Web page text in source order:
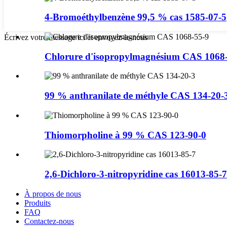
Écrivez votre message ici et envoyez-le-nous
4-Bromoéthylbenzène 99,5 % cas 1585-07-5
Chlorure d'isopropylmagnésium CAS
99 % anthranilate de méthyle CAS 134-20-
Thiomorpholine à 99 % CAS 123-90-0
2,6-Dichloro-3-nitropyridine cas 16013-85-7
À propos de nous
Produits
FAQ
Contactez-nous